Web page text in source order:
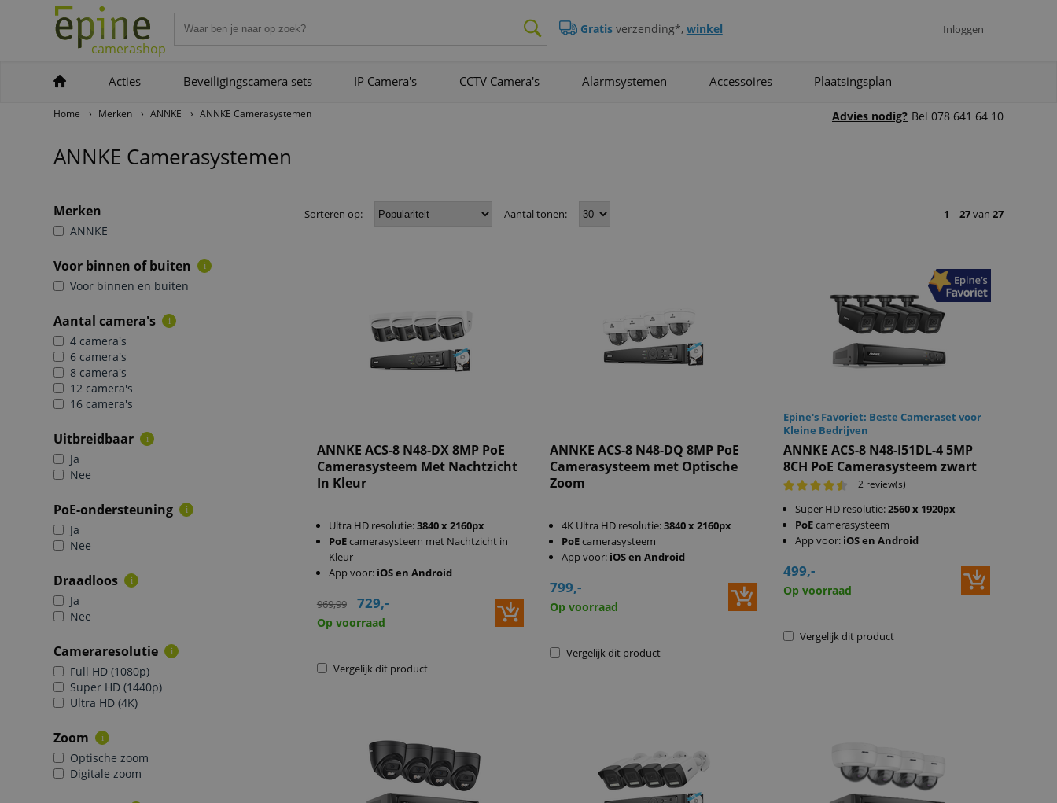
camerashop
Gratisverzending*, winkel Inloggen
Acties Beveiligingscamera sets IP Camera's CCTV Camera's Alarmsystemen Accessoires Plaatsingsplan
Home › Merken › ANNKE › ANNKE Camerasystemen Bel 078 641 64 10
Advies nodig?
ANNKE Camerasystemen
Merken
ANNKE
Voor binnen of buiten i
Voor binnen en buiten
Aantal camera's i
4 camera's
6 camera's
8 camera's
12 camera's
16 camera's
Uitbreidbaar i
Ja
Nee
PoE-ondersteuning i
Ja
Nee
Draadloos i
Ja
Nee
Cameraresolutie i
Full HD (1080p)
Super HD (1440p)
Ultra HD (4K)
Zoom i
Optische zoom
Digitale zoom
Sorteren op: 1 – 27van 27
Aantal tonen:
ANNKE ACS-8 N48-DX 8MP PoE
Camerasysteem Met Nachtzicht
In Kleur
Ultra HD resolutie:3840 x 2160px
PoEcamerasysteem met Nachtzicht in
Kleur
App voor: iOS en Android
969,99 729,-
Op voorraad
Vergelijk dit product
ANNKE ACS-8 N48-DQ 8MP PoE
Camerasysteem met Optische
Zoom
4K Ultra HD resolutie:3840 x 2160px
PoEcamerasysteem
App voor: iOS en Android
799,-
Op voorraad
Vergelijk dit product
Epine's Favoriet: Beste Cameraset voor
Kleine Bedrijven
ANNKE ACS-8 N48-I51DL-4 5MP
8CH PoE Camerasysteem zwart
2 review(s)
Super HD resolutie:2560 x 1920px
PoEcamerasysteem
App voor: iOS en Android
499,-
Op voorraad
Vergelijk dit product